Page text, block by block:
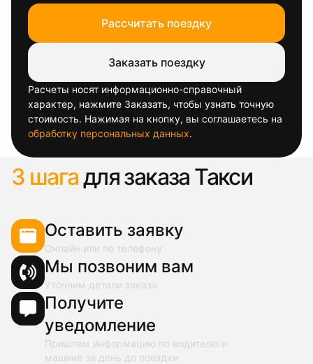
Рассчитать поездку
Заказать поездку
Расчеты носят информационно-справочный
характер, нажмите Заказать, чтобы узнать точную
стоимость. Нажимая на кнопку, вы соглашаетесь на
обработку персональных данных.
3 шагадля заказа Такси
Оставить заявку
Онлайн или по телефону
Мы позвоним вам
Уточним детали заказа
Получите
уведомление
Пришлем информацию по водителю и
машине за день до поездки